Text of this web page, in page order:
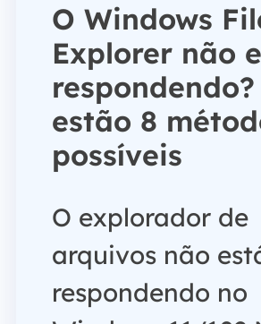
O Windows
Explorer não
estão 8
possíveis
O explorador de
arquivos não
respondendo no